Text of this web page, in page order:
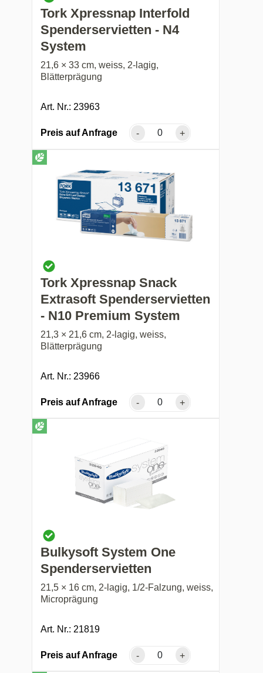
Tork Xpressnap Interfold
Spenderservietten - N4
System
21,6 × 33 cm, weiss, 2-lagig,
Blätterprägung
Art. Nr.: 23963
Preis auf Anfrage - +
Tork Xpressnap Snack
Extrasoft Spenderservietten
- N10 Premium System
21,3 × 21,6 cm, 2-lagig, weiss,
Blätterprägung
Art. Nr.: 23966
Preis auf Anfrage - +
Bulkysoft System One
Spenderservietten
21,5 × 16 cm, 2-lagig, 1/2-Falzung, weiss,
Microprägung
Art. Nr.: 21819
Preis auf Anfrage - +